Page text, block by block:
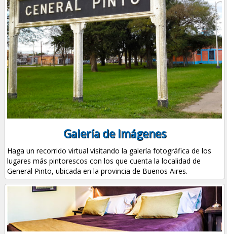
Galería de Imágenes
Haga un recorrido virtual visitando la galería fotográfica de los
lugares más pintorescos con los que cuenta la localidad de
General Pinto, ubicada en la provincia de Buenos Aires.